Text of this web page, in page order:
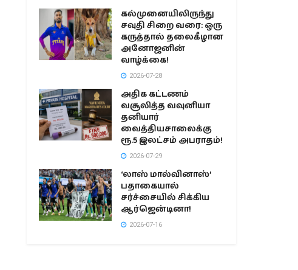
கல்முனையிலிருந்து
சவுதி சிறை வரை: ஒரு
கருத்தால் தலைகீழான
அனோஜனின்
வாழ்க்கை!
2026-07-28
அதிக கட்டணம்
வசூலித்த வவுனியா
தனியார்
வைத்தியசாலைக்கு
ரூ.5 இலட்சம் அபராதம்!
2026-07-29
‘லாஸ் மால்வினாஸ்’
பதாகையால்
சர்ச்சையில் சிக்கிய
ஆர்ஜென்டினா!
2026-07-16